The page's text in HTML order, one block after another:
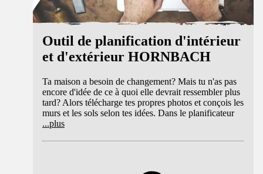
Outil de planification d'intérieur
et d'extérieur HORNBACH
Ta maison a besoin de changement? Mais tu n'as pas
encore d'idée de ce à quoi elle devrait ressembler plus
tard? Alors télécharge tes propres photos et conçois les
murs et les sols selon tes idées. Dans le planificateur
...plus